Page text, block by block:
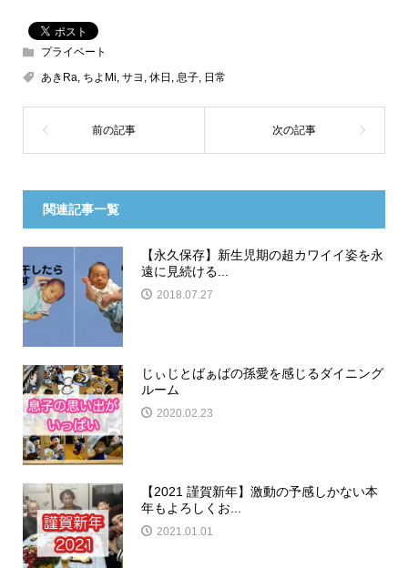
プライベート
あきRa, ちよMi, サヨ , 休日 , 息子, 日常
関連記事一覧
【永久保存】新生児期の超カワイイ姿を永
遠に見続ける...
2018.07.27
じぃじとばぁばの孫愛を感じるダイニング
ルーム
2020.02.23
【2021 謹賀新年】激動の予感しかない本
年もよろしくお...
2021.01.01